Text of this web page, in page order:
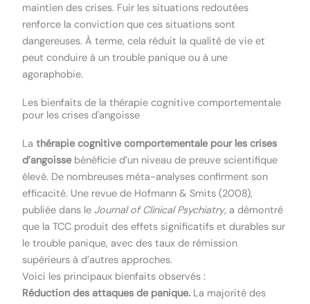
maintien des crises. Fuir les situations redoutées
renforce la conviction que ces situations sont
dangereuses. À terme, cela réduit la qualité de vie et
peut conduire à un trouble panique ou à une
agoraphobie.
Les bienfaits de la thérapie cognitive comportementale
pour les crises d'angoisse
Lathérapie cognitive comportementale pour les crises
d’angoissebénéficie d’un niveau de preuve scientifique
élevé. De nombreuses méta-analyses confirment son
efficacité. Une revue de Hofmann & Smits (2008),
publiée dans le Journal of Clinical Psychiatry, a démontré
que la TCC produit des effets significatifs et durables sur
le trouble panique, avec des taux de rémission
supérieurs à d’autres approches.
Voici les principaux bienfaits observés :
Réduction des attaques de panique. La majorité des